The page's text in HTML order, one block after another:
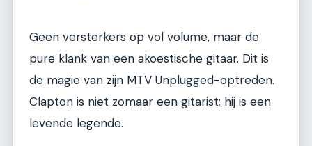
Geen versterkers op vol volume, maar de
pure klank van een akoestische gitaar. Dit is
de magie van zijn MTV Unplugged-optreden.
Clapton is niet zomaar een gitarist; hij is een
levende legende.